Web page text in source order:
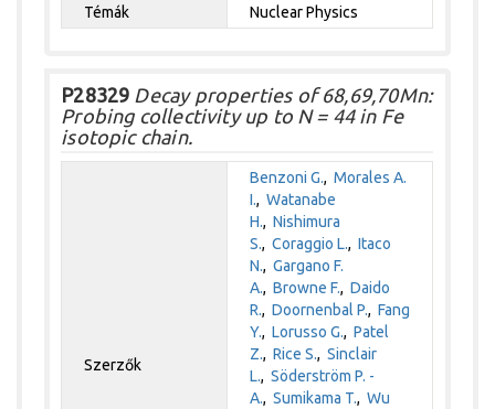
Témák Nuclear Physics
P28329 Decay properties of 68,69,70Mn:
Probing collectivity up to N = 44 in Fe
isotopic chain.
Szerzők
Benzoni G.,Morales A.
I.,Watanabe
H.,Nishimura
S.,Coraggio L.,Itaco
N.,Gargano F.
A.,Browne F.,Daido
R.,Doornenbal P.,Fang
Y.,Lorusso G.,Patel
Z.,Rice S.,Sinclair
L.,Söderström P. -
A.,Sumikama T.,Wu